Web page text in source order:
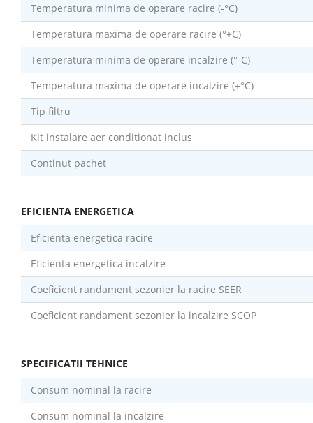
Temperatura minima de operare racire (-°C)
Temperatura maxima de operare racire (°+C)
Temperatura minima de operare incalzire (°-C)
Temperatura maxima de operare incalzire (+°C)
Tip filtru
Kit instalare aer conditionat inclus
Continut pachet
EFICIENTA ENERGETICA
Eficienta energetica racire
Eficienta energetica incalzire
Coeficient randament sezonier la racire SEER
Coeficient randament sezonier la incalzire SCOP
SPECIFICATII TEHNICE
Consum nominal la racire
Consum nominal la incalzire